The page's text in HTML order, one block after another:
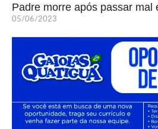
Padre morre após passar mal
05/06/2023